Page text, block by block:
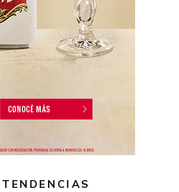
TENDENCIAS